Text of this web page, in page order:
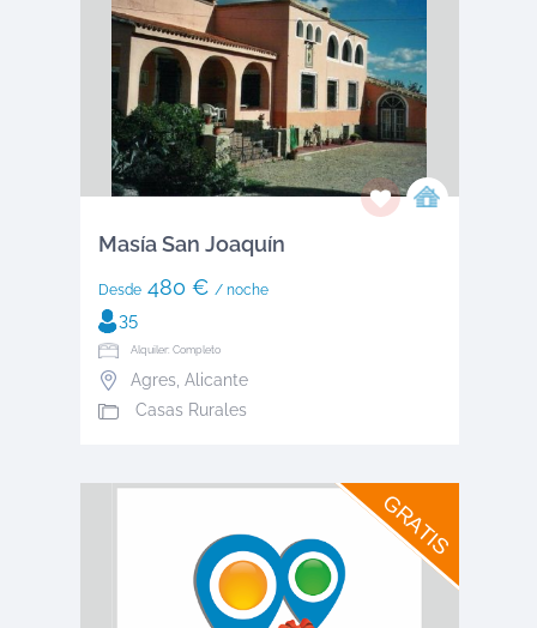
Masía San Joaquín
Desde480 € / noche
35
Alquiler: Completo
Agres, Alicante
Casas Rurales
GRATIS